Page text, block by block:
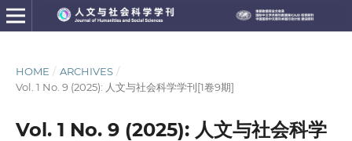
HOME / ARCHIVES /
Vol. 1 No. 9 (2025): 人文与社会科学学刊[1卷9期]
Vol. 1 No. 9 (2025): 人文与社会科学